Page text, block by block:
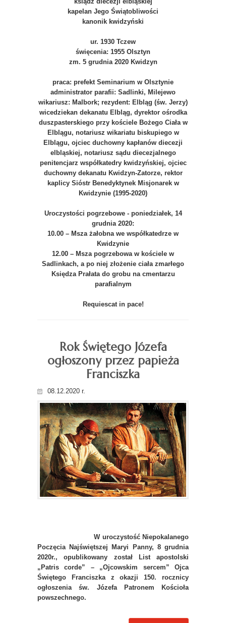
kapelan Jego Świątobliwości
kanonik kwidzyński
ur. 1930 Tczew
święcenia: 1955 Olsztyn
zm. 5 grudnia 2020 Kwidzyn
praca: prefekt Seminarium w Olsztynie
administrator parafii: Sadlinki, Milejewo
wikariusz: Malbork; rezydent: Elbląg (św. Jerzy)
wicedziekan dekanatu Elbląg, dyrektor ośrodka
duszpasterskiego przy kościele Bożego Ciała w
Elblągu, notariusz wikariatu biskupiego w
Elblągu, ojciec duchowny kapłanów diecezji
elbląskiej, notariusz sądu diecezjalnego
penitencjarz współkatedry kwidzyńskiej, ojciec
duchowny dekanatu Kwidzyn-Zatorze, rektor
kaplicy Sióstr Benedyktynek Misjonarek w
Kwidzynie (1995-2020)
Uroczystości pogrzebowe - poniedziałek, 14
grudnia 2020:
10.00 – Msza żałobna we współkatedrze w
Kwidzynie
12.00 – Msza pogrzebowa w kościele w
Sadlinkach, a po niej złożenie ciała zmarłego
Księdza Prałata do grobu na cmentarzu
parafialnym
Requiescat in pace!
Rok Świętego Józefa
ogłoszony przez papieża
Franciszka
08.12.2020 r.
W uroczystość Niepokalanego
Poczęcia Najświętszej Maryi Panny, 8 grudnia
2020r., opublikowany został List apostolski
„Patris corde” – „Ojcowskim sercem” Ojca
Świętego Franciszka z okazji 150. rocznicy
ogłoszenia św. Józefa Patronem Kościoła
powszechnego.